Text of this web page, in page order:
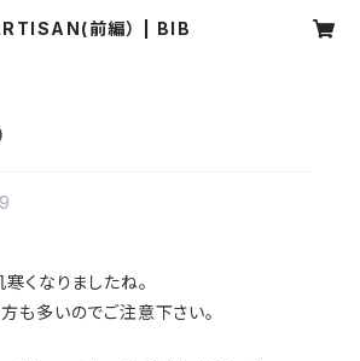
前編） | BIB
くなりましたね。
も多いのでご注意下さい。